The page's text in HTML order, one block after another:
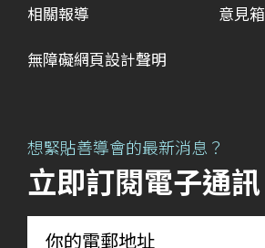
相關報導 意見箱
無障礙網頁設計聲明
想緊貼善導會的最新消息？
立即訂閱電子通訊